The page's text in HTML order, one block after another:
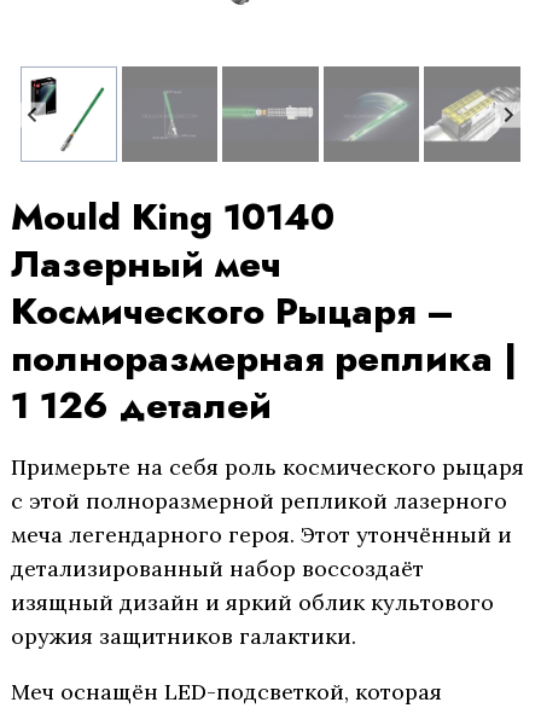
Mould King 10140
Лазерный меч
Космического Рыцаря –
полноразмерная реплика |
1 126 деталей
Примерьте на себя роль космического рыцаря
с этой полноразмерной репликой лазерного
меча легендарного героя. Этот утончённый и
детализированный набор воссоздаёт
изящный дизайн и яркий облик культового
оружия защитников галактики.
Меч оснащён LED-подсветкой, которая